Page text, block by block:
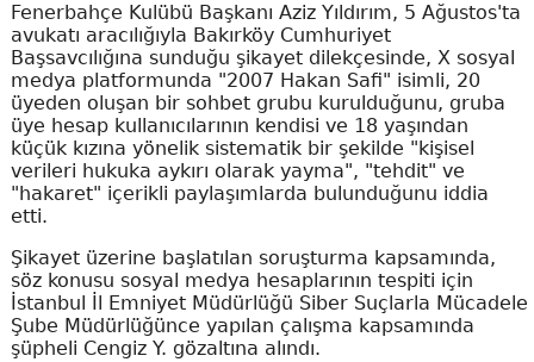
Fenerbahçe Kulübü Başkanı Aziz Yıldırım, 5 Ağustos'ta
avukatı aracılığıyla Bakırköy Cumhuriyet
Başsavcılığına sunduğu şikayet dilekçesinde, X sosyal
medya platformunda "2007 Hakan Safi" isimli, 20
üyeden oluşan bir sohbet grubu kurulduğunu, gruba
üye hesap kullanıcılarının kendisi ve 18 yaşından
küçük kızına yönelik sistematik bir şekilde "kişisel
verileri hukuka aykırı olarak yayma", "tehdit" ve
"hakaret" içerikli paylaşımlarda bulunduğunu iddia
etti.
Şikayet üzerine başlatılan soruşturma kapsamında,
söz konusu sosyal medya hesaplarının tespiti için
İstanbul İl Emniyet Müdürlüğü Siber Suçlarla Mücadele
Şube Müdürlüğünce yapılan çalışma kapsamında
şüpheli Cengiz Y. gözaltına alındı.